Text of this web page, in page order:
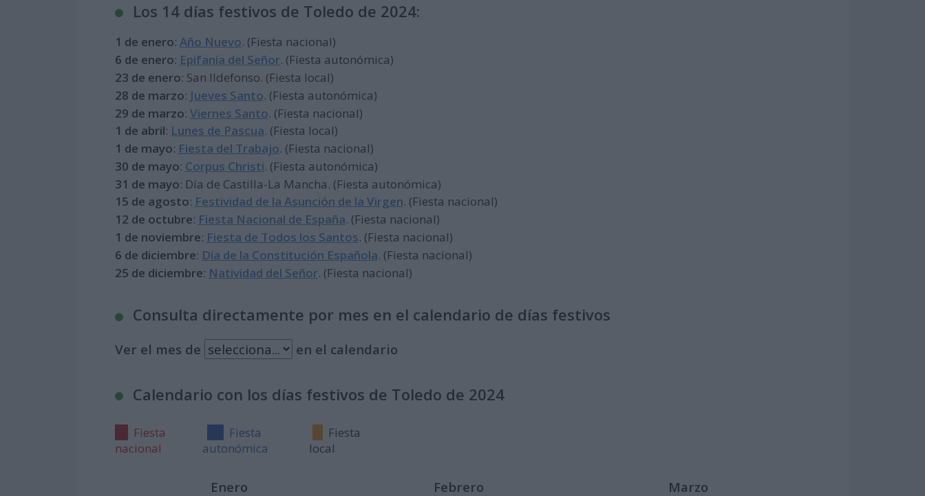
Los 14 días festivos de Toledo de 2024:
1 de enero: Año Nuevo. (Fiesta nacional)
6 de enero: Epifanía del Señor. (Fiesta autonómica)
23 de enero: San Ildefonso. (Fiesta local)
28 de marzo: Jueves Santo. (Fiesta autonómica)
29 de marzo: Viernes Santo. (Fiesta nacional)
1 de abril: Lunes de Pascua. (Fiesta local)
1 de mayo: Fiesta del Trabajo. (Fiesta nacional)
30 de mayo: Corpus Christi. (Fiesta autonómica)
31 de mayo: Día de Castilla-La Mancha. (Fiesta autonómica)
15 de agosto: Festividad de la Asunción de la Virgen. (Fiesta nacional)
12 de octubre: Fiesta Nacional de España. (Fiesta nacional)
1 de noviembre: Fiesta de Todos los Santos. (Fiesta nacional)
6 de diciembre: Día de la Constitución Española. (Fiesta nacional)
25 de diciembre: Natividad del Señor. (Fiesta nacional)
Consulta directamente por mes en el calendario de días festivos
Ver el mes de en el calendario
Calendario con los días festivos de Toledo de 2024
Fiesta
nacional
Fiesta
autonómica
Fiesta
local
Enero Febrero Marzo